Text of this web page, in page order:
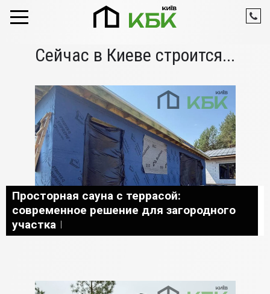
Сейчас в Киеве строится...
Просторная сауна с террасой:
современное решение для загородного
участка